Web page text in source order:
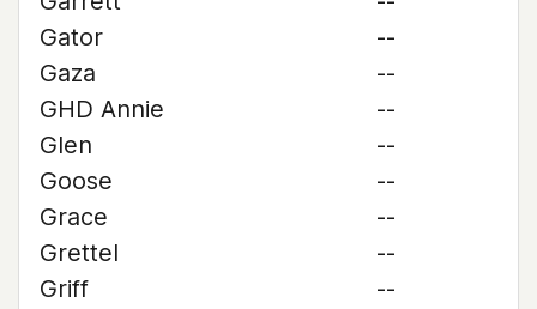
Gator
--
Gaza
--
GHD Annie
--
Glen
--
Goose
--
Grace
--
Grettel
--
Griff
--